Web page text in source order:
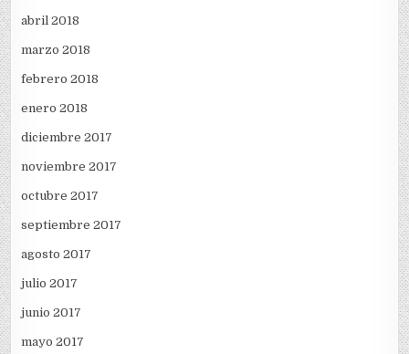
abril 2018
marzo 2018
febrero 2018
enero 2018
diciembre 2017
noviembre 2017
octubre 2017
septiembre 2017
agosto 2017
julio 2017
junio 2017
mayo 2017